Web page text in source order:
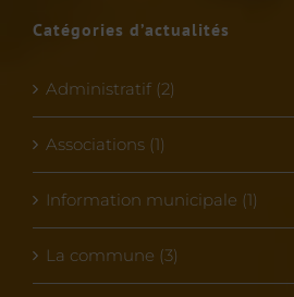
Catégories d’actualités
Administratif (2)
Associations (1)
Information municipale (1)
La commune (3)